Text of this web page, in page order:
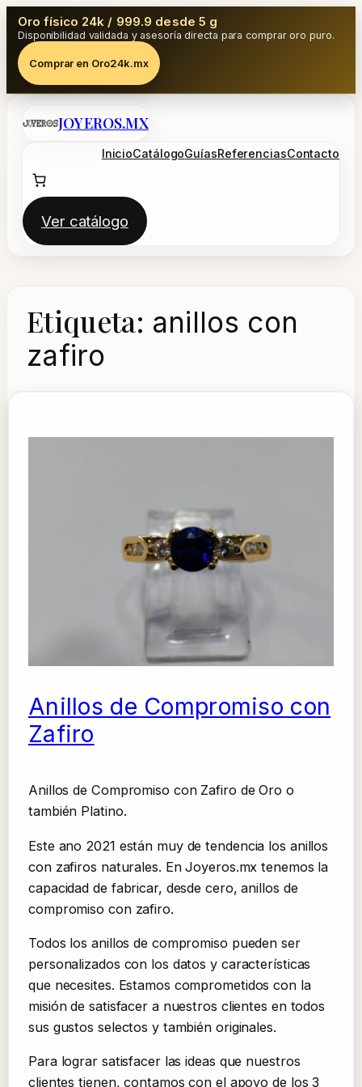
Oro físico 24k / 999.9 desde 5 g
Disponibilidad validada y asesoría directa para comprar oro puro.
Comprar en Oro24k.mx
Saltar
JOYEROS.MX
InicioCatálogoGuíasReferenciasContacto
Ver catálogo
Etiqueta: anillos con
zafiro
Anillos de Compromiso con
Zafiro
Anillos de Compromiso con Zafiro de Oro o
también Platino.
Este ano 2021 están muy de tendencia los anillos
con zafiros naturales. En Joyeros.mx tenemos la
capacidad de fabricar, desde cero, anillos de
compromiso con zafiro.
Todos los anillos de compromiso pueden ser
personalizados con los datos y características
que necesites. Estamos comprometidos con la
misión de satisfacer a nuestros clientes en todos
sus gustos selectos y también originales.
Para lograr satisfacer las ideas que nuestros
clientes tienen, contamos con el apoyo de los 3